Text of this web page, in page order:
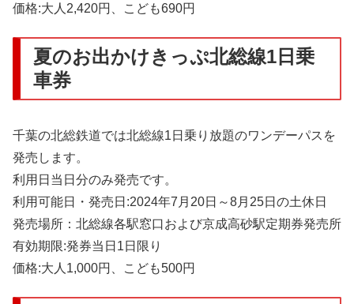
価格:大人2,420円、こども690円
夏のお出かけきっぷ北総線1日乗
車券
千葉の北総鉄道では北総線1日乗り放題のワンデーパスを
発売します。
利用日当日分のみ発売です。
利用可能日・発売日:2024年7月20日～8月25日の土休日
発売場所：北総線各駅窓口および京成高砂駅定期券発売所
有効期限:発券当日1日限り
価格:大人1,000円、こども500円